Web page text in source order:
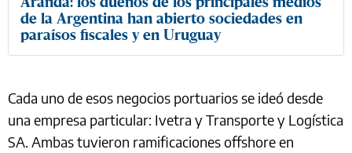
de la Argentina han abierto sociedades en
paraísos fiscales y en Uruguay
Cada uno de esos negocios portuarios se ideó desde
una empresa particular: Ivetra y Transporte y Logística
SA. Ambas tuvieron ramificaciones offshore en